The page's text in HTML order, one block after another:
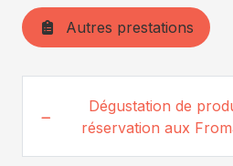
Autres prestations
Dégustation de
réservation aux